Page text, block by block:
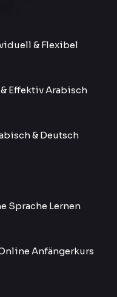
& Flexibel
Effektiv Arabisch
& Deutsch
Sprache Lernen
Anfängerkurs